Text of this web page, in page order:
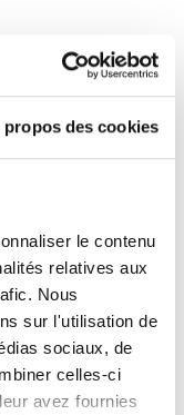
propos des cookies
le contenu
relatives aux
Nous
sur l'utilisation de
sociaux, de
celles-ci
avez fournies
vous CE